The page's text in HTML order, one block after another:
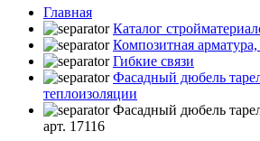
Главная
Каталог
Композитная
Гибкие связи
Фасадный дюбель
теплоизоляции
Фасадный дюбель
арт. 17116